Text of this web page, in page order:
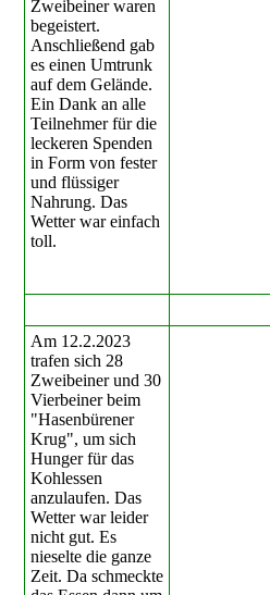
Zweibeiner waren
begeistert.
Anschließend gab
es einen Umtrunk
auf dem Gelände.
Ein Dank an alle
Teilnehmer für die
leckeren Spenden
in Form von fester
und flüssiger
Nahrung. Das
Wetter war einfach
toll.
Am 12.2.2023
trafen sich 28
Zweibeiner und 30
Vierbeiner beim
"Hasenbürener
Krug", um sich
Hunger für das
Kohlessen
anzulaufen. Das
Wetter war leider
nicht gut. Es
nieselte die ganze
Zeit. Da schmeckte